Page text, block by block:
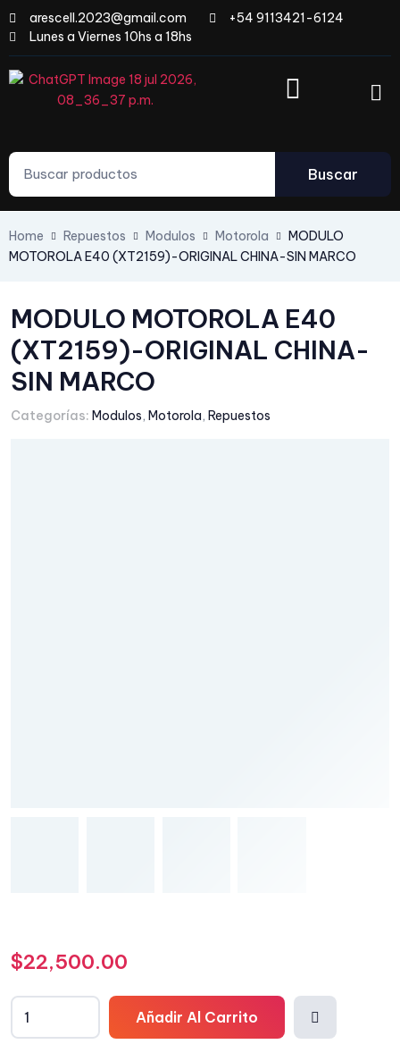
arescell.2023@gmail.com
+54 9113421-6124
Lunes a Viernes 10hs a 18hs
Buscar
Home Repuestos Modulos Motorola
MODULO
MOTOROLA E40 (XT2159)-ORIGINAL CHINA-SIN MARCO
MODULO MOTOROLA E40
(XT2159)-ORIGINAL CHINA-
SIN MARCO
Categorías: Modulos, Motorola, Repuestos
$22,500.00
Añadir Al Carrito